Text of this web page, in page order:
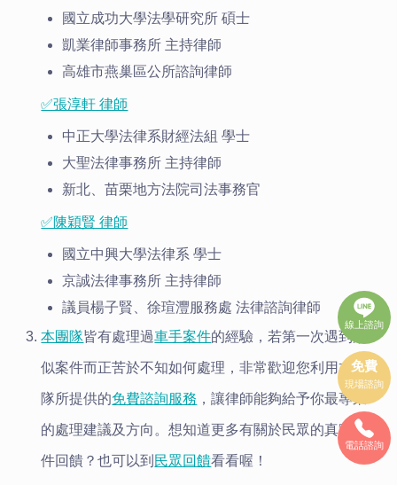
國立成功大學法學研究所 碩士
凱業律師事務所 主持律師
高雄市燕巢區公所諮詢律師
✅張淳軒 律師
中正大學法律系財經法組 學士
大聖法律事務所 主持律師
新北、苗栗地方法院司法事務官
✅陳穎賢 律師
國立中興大學法律系 學士
京誠法律事務所 主持律師
議員楊子賢、徐瑄灃服務處 法律諮詢律師
本團隊皆有處理過車手案件的經驗，若第一次遇到類
似案件而正苦於不知如何處理，非常歡迎您利用本團
隊所提供的免費諮詢服務 ，讓律師能夠給予你最專業
的處理建議及方向。想知道更多有關於民眾的真實案
件回饋？也可以到 民眾回饋看看喔！
線上諮詢
免費
現場諮詢
電話諮詢